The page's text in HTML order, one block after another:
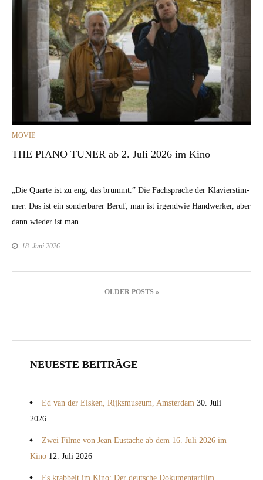
CATEGORIES
MOVIE
THE PIANO TUNER ab 2. Juli 2026 im Kino
„Die Quarte ist zu eng, das brummt.” Die Fach­sprache der Klavier­stim­
mer. Das ist ein son­der­bar­er Beruf, man ist irgend­wie Handw­erk­er, aber
dann wieder ist man…
18. Juni 2026
Beitragsnavigation
OLDER POSTS »
NEUESTE BEITRÄGE
Ed van der Elsken, Rijksmuseum, Amsterdam 30. Juli
2026
Zwei Filme von Jean Eustache ab dem 16. Juli 2026 im
Kino 12. Juli 2026
Es krabbelt im Kino: Der deutsche Dokumentarfilm